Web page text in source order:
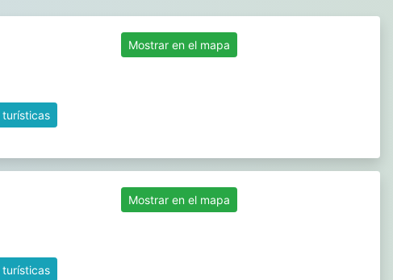
Mostrar en el mapa
Mostrar en el mapa